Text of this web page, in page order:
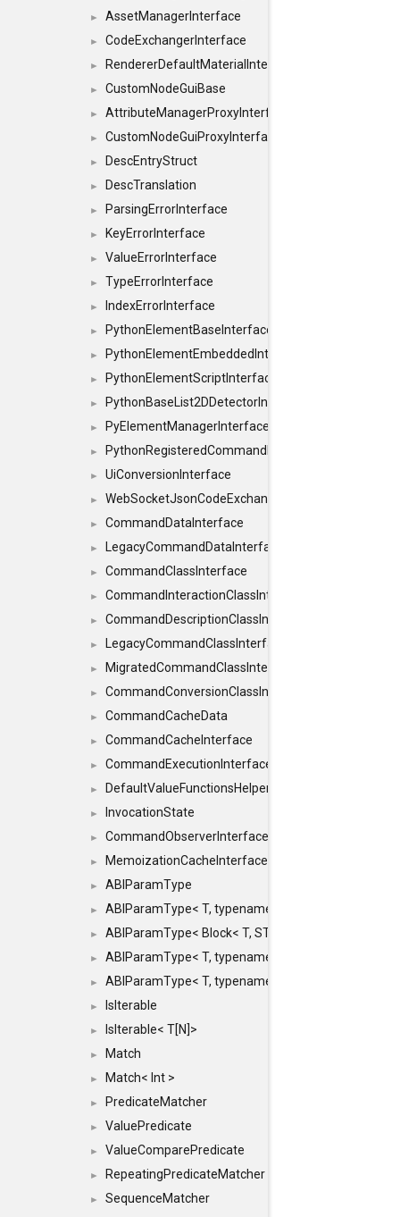
► AssetManagerInterface
► CodeExchangerInterface
► RendererDefaultMaterialInterface
► CustomNodeGuiBase
► AttributeManagerProxyInterface
► CustomNodeGuiProxyInterface
► DescEntryStruct
► DescTranslation
► ParsingErrorInterface
► KeyErrorInterface
► ValueErrorInterface
► TypeErrorInterface
► IndexErrorInterface
► PythonElementBaseInterface
► PythonElementEmbeddedInterface
► PythonElementScriptInterface
► PythonBaseList2DDetectorInterface
► PyElementManagerInterface
► PythonRegisteredCommandIdsInterface
► UiConversionInterface
► WebSocketJsonCodeExchangerInterface
► CommandDataInterface
► LegacyCommandDataInterface
► CommandClassInterface
► CommandInteractionClassInterface
► CommandDescriptionClassInterface
► LegacyCommandClassInterface
► MigratedCommandClassInterface
► CommandConversionClassInterface
► CommandCacheData
► CommandCacheInterface
► CommandExecutionInterface
► DefaultValueFunctionsHelper< const Result<
► InvocationState
► CommandObserverInterface
► MemoizationCacheInterface
► ABIParamType
► ABIParamType< T, typename std::enable_if<
► ABIParamType< Block< T, STRIDED, MOVE > >
► ABIParamType< T, typename std::enable_if<
► ABIParamType< T, typename std::enable_if<
► IsIterable
► IsIterable< T[N]>
► Match
► Match< Int >
► PredicateMatcher
► ValuePredicate
► ValueComparePredicate
► RepeatingPredicateMatcher
►
SequenceMatcher